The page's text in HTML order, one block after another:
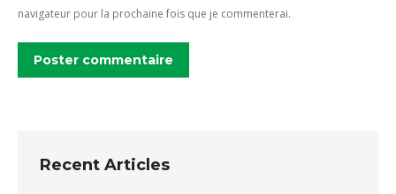
navigateur pour la prochaine fois que je commenterai.
Poster commentaire
Recent Articles